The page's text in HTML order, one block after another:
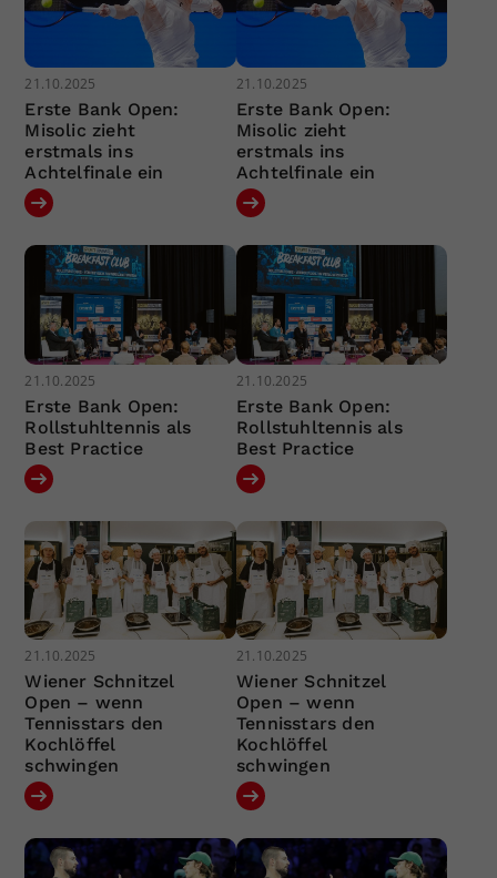
21.10.2025
Erste Bank Open:
Misolic zieht
erstmals ins
Achtelfinale ein
21.10.2025
Erste Bank Open:
Misolic zieht
erstmals ins
Achtelfinale ein
21.10.2025
Erste Bank Open:
Rollstuhltennis als
Best Practice
21.10.2025
Erste Bank Open:
Rollstuhltennis als
Best Practice
21.10.2025
Wiener Schnitzel
Open – wenn
Tennisstars den
Kochlöffel
schwingen
21.10.2025
Wiener Schnitzel
Open – wenn
Tennisstars den
Kochlöffel
schwingen